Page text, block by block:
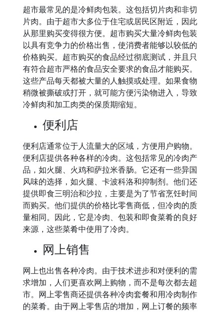
超市最常见的是冷鲜肉包装。这包括切片肉和非切
片肉。由于超市大多位于住宅或居民区附近，因此
从那里购买变得很方便。超市购买大量冷鲜肉包装
以具有竞争力的价格出售，使消费者能够以较低的
价格购买。超市购买的食品经过彻底测试，并且只
有符合超市严格的食品安全要求的食品才能购买。
这些产品每天都被大量的人触摸或处理。如果食物
稍微被撕破或打开，就可能方便污染物进入，导致
冷鲜肉和加工肉类的保质期缩短。
便利店
便利店通常位于人流量大的区域，方便用户购物。
便利店提供各种各样的冷肉。这包括常见的冷肉产
品，如火腿、火鸡和萨拉米香肠。它还有一些异国
风味的选择，如火腿、卡波科洛和抑制剂。他们还
提供即食三明治和沙拉，主要是为了节省烹饪时间
而购买。他们提供的价格比零售商低，但冷肉的质
量相同。因此，它是冷肉、包装和即食菜肴的良好
来源，这些菜肴中使用了冷肉。
网上销售
网上也出售各种冷肉。由于技术进步和对便利的需
求增加，人们更喜欢网上购物，而不是每次都去超
市。网上零售商还提供各种冷肉套餐和用冷肉制作
的菜肴。由于网上零售店的增加，网上订餐的频率